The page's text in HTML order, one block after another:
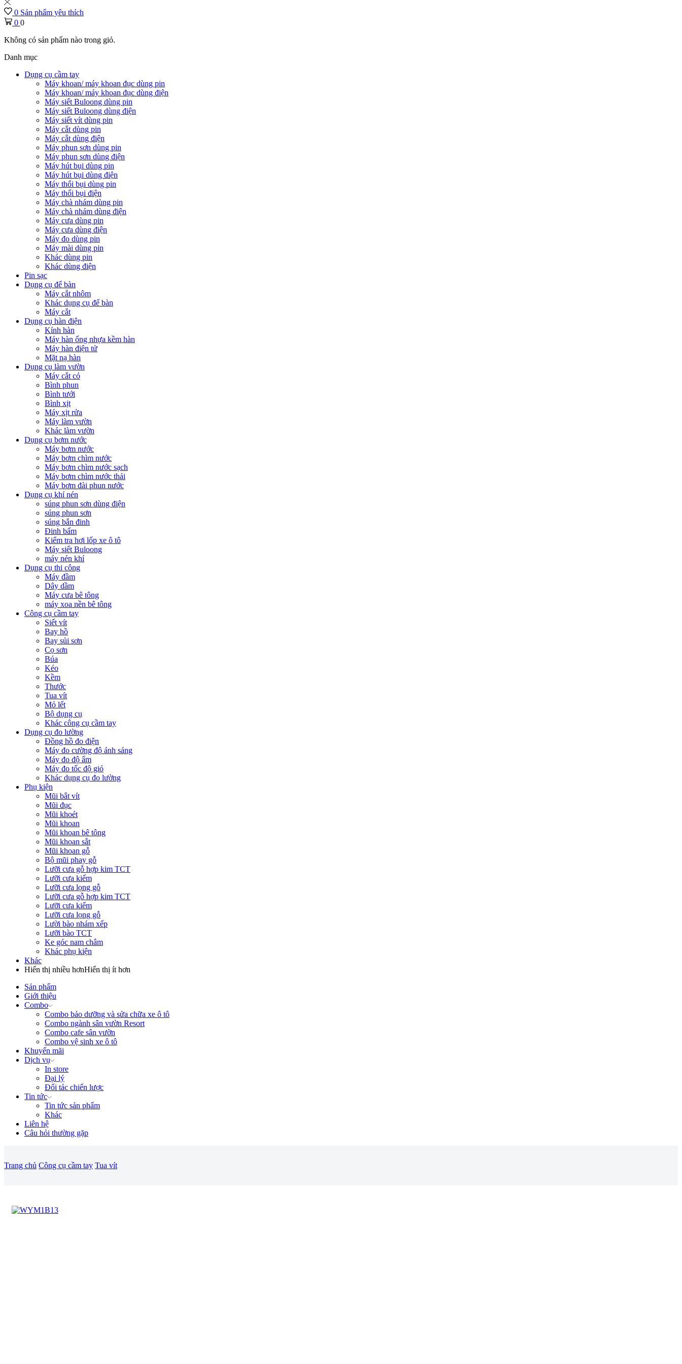
0 Sản phẩm yêu thích
0 0
Không có sản phẩm nào trong giỏ.
Danh mục
Dụng cụ cầm tay
Máy khoan/ máy khoan đục dùng pin
Máy khoan/ máy khoan đục dùng điện
Máy siết Buloong dùng pin
Máy siết Buloong dùng điện
Máy siết vít dùng pin
Máy cắt dùng pin
Máy cắt dùng điện
Máy phun sơn dùng pin
Máy phun sơn dùng điện
Máy hút bụi dùng pin
Máy hút bụi dùng điện
Máy thổi bụi dùng pin
Máy thổi bụi điện
Máy chà nhám dùng pin
Máy chà nhám dùng điện
Máy cưa dùng pin
Máy cưa dùng điện
Máy đo dùng pin
Máy mài dùng pin
Khác dùng pin
Khác dùng điện
Pin sạc
Dụng cụ để bàn
Máy cắt nhôm
Khác dụng cụ để bàn
Máy cắt
Dụng cụ hàn điện
Kính hàn
Máy hàn ống nhựa kềm hàn
Máy hàn điện tử
Mặt nạ hàn
Dụng cụ làm vườn
Máy cắt cỏ
Bình phun
Bình tưới
Bình xịt
Máy xịt rửa
Máy làm vườn
Khác làm vườn
Dụng cụ bơm nước
Máy bơm nước
Máy bơm chìm nước
Máy bơm chìm nước sạch
Máy bơm chìm nước thải
Máy bơm đài phun nước
Dụng cụ khí nén
súng phun sơn dùng điện
súng phun sơn
súng bắn đinh
Đinh bấm
Kiểm tra hơi lốp xe ô tô
Máy siết Buloong
máy nén khí
Dụng cụ thi công
Máy đầm
Dây dầm
Máy cưa bê tông
máy xoa nền bê tông
Công cụ cầm tay
Siết vít
Bay hồ
Bay sủi sơn
Cọ sơn
Búa
Kéo
Kềm
Thước
Tua vít
Mỏ lết
Bộ dụng cụ
Khác công cụ cầm tay
Dụng cụ đo lường
Đồng hồ đo điện
Máy đo cường độ ánh sáng
Máy đo độ ẩm
Máy đo tốc độ gió
Khác dụng cụ đo lường
Phụ kiện
Mũi bắt vít
Mũi đục
Mũi khoét
Mũi khoan
Mũi khoan bê tông
Mũi khoan sắt
Mũi khoan gỗ
Bộ mũi phay gỗ
Lưỡi cưa gỗ hợp kim TCT
Lưỡi cưa kiếm
Lưỡi cưa lọng gỗ
Lưỡi cưa gỗ hợp kim TCT
Lưỡi cưa kiếm
Lưỡi cưa lọng gỗ
Lười bào nhám xếp
Lưỡi bào TCT
Ke góc nam châm
Khác phụ kiện
Khác
Hiển thị nhiều hơnHiển thị ít hơn
Sản phẩm
Giới thiệu
Combo
Combo bảo dưỡng và sửa chữa xe ô tô
Combo ngành sân vườn Resort
Combo cafe sân vườn
Combo vệ sinh xe ô tô
Khuyến mãi
Dịch vụ
In store
Đại lý
Đối tác chiến lược
Tin tức
Tin tức sản phẩm
Khác
Liên hệ
Câu hỏi thường gặp
Trang chủ Công cụ cầm tay Tua vít